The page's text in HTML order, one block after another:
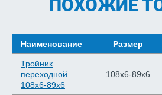
ПОХОЖИЕ
Наименование Размер
Тройник
переходной
108х6-89х6
108х6-89х6